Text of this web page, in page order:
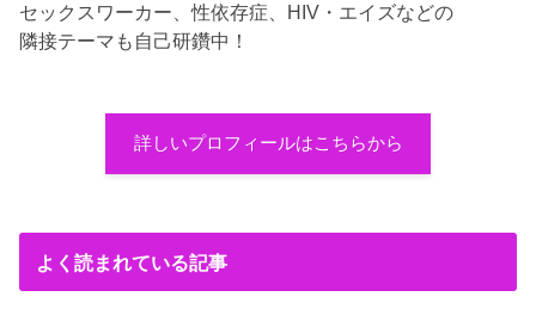
セックスワーカー、性依存症、HIV・エイズなどの
隣接テーマも自己研鑽中！
詳しいプロフィールはこちらから
よく読まれている記事